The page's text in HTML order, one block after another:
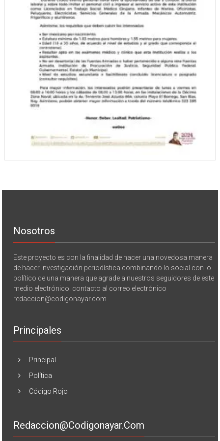
Nosotros
Este proyecto es con la finalidad de hacer una novedosa manera
de hacer investigación periodística combinando lo social con lo
político de una manera que agrade a nuestros seguidores de este
medio electrónico. contacto al correo electrónico
redaccion@codigonayar.com
Principales
Principal
Política
Código Rojo
Redaccion@codigonayar.com